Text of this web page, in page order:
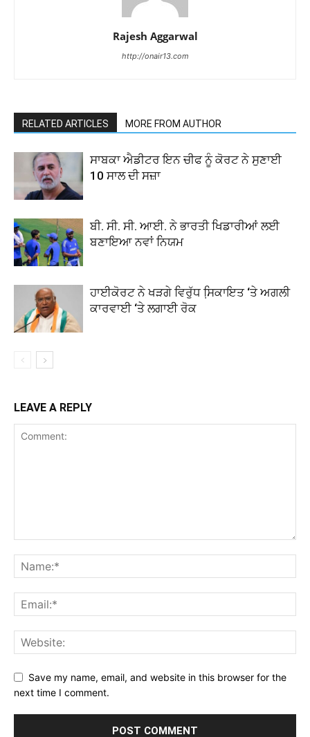
Rajesh Aggarwal
http://onair13.com
RELATED ARTICLES MORE FROM AUTHOR
ਸਾਬਕਾ ਐਡੀਟਰ ਇਨ ਚੀਫ ਨੂੰ ਕੋਰਟ ਨੇ ਸੁਣਾਈ
10 ਸਾਲ ਦੀ ਸਜ਼ਾ
ਬੀ. ਸੀ. ਸੀ. ਆਈ. ਨੇ ਭਾਰਤੀ ਖਿਡਾਰੀਆਂ ਲਈ
ਬਣਾਇਆ ਨਵਾਂ ਨਿਯਮ
ਹਾਈਕੋਰਟ ਨੇ ਖੜਗੇ ਵਿਰੁੱਧ ਸਿ਼ਕਾਇਤ ‘ਤੇ ਅਗਲੀ
ਕਾਰਵਾਈ ‘ਤੇ ਲਗਾਈ ਰੋਕ
LEAVE A REPLY
Save my name, email, and website in this browser for the
next time I comment.